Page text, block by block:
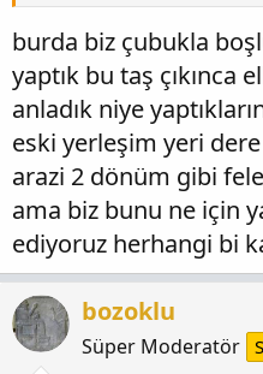
burda biz çubukla
yaptık bu taş çıkınca
anladık niye
eski yerleşim yeri
arazi 2 dönüm gibi
ama biz bunu ne için
ediyoruz herhangi bi
bozoklu
Süper Moderatör